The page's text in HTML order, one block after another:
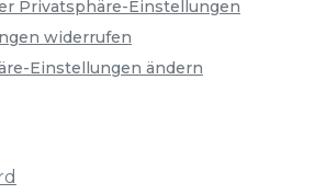
Privatsphäre-Einstellungen
widerrufen
Einstellungen ändern